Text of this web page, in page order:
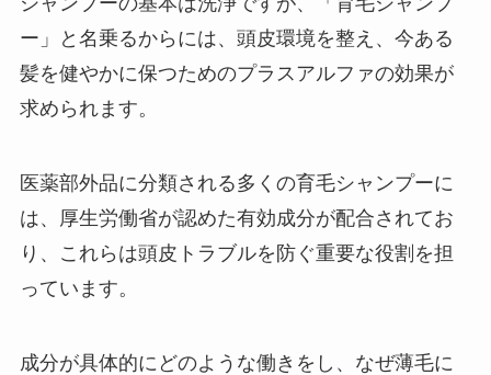
ー」と名乗るからには、頭皮環境を整え、今ある
髪を健やかに保つためのプラスアルファの効果が
求められます。
医薬部外品に分類される多くの育毛シャンプーに
は、厚生労働省が認めた有効成分が配合されてお
り、これらは頭皮トラブルを防ぐ重要な役割を担
っています。
成分が具体的にどのような働きをし、なぜ薄毛に